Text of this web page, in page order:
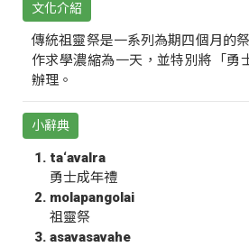
文化介紹
傳統祖靈祭是一系列為期四個月的
作求學濃縮為一天，並特別將「勇
辦理。
小辭典
ta‘avalra
勇士成年禮
molapangolai
祖靈祭
asavasavahe